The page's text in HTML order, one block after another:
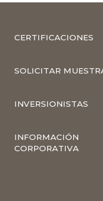
CERTIFICACIONES
SOLICITAR
INVERSIONISTAS
INFORMACIÓN
CORPORATIVA